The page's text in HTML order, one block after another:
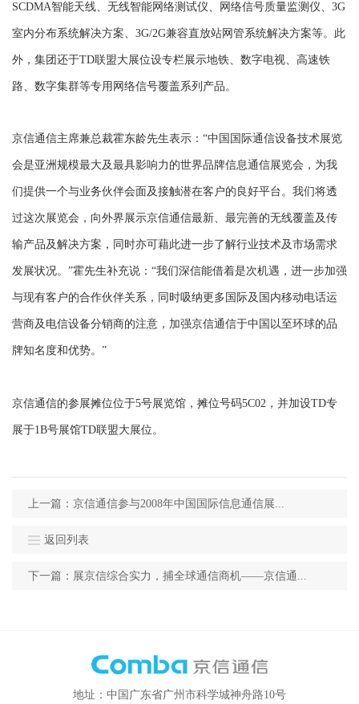
SCDMA智能天线、无线智能网络测试仪、网络信号质量监测仪、3G
室内分布系统解决方案、3G/2G兼容直放站网管系统解决方案等。此
外，集团还于TD联盟大展位设专栏展示地铁、数字电视、高速铁
路、数字集群等专用网络信号覆盖系列产品。
京信通信主席兼总裁霍东龄先生表示：“中国国际通信设备技术展览
会是亚洲规模最大及最具影响力的世界品牌信息通信展览会，为我
们提供一个与业务伙伴会面及接触潜在客户的良好平台。我们将透
过这次展览会，向外界展示京信通信最新、最完善的无线覆盖及传
输产品及解决方案，同时亦可藉此进一步了解行业技术及市场需求
发展状况。”霍先生补充说：“我们深信能借着是次机遇，进一步加强
与现有客户的合作伙伴关系，同时吸纳更多国际及国内移动电话运
营商及电信设备分销商的注意，加强京信通信于中国以至环球的品
牌知名度和优势。”
京信通信的参展摊位位于5号展览馆，摊位号码5C02，并加设TD专
展于1B号展馆TD联盟大展位。
上一篇：京信通信参与2008年中国国际信息通信展...
返回列表
下一篇：展京信综合实力，捕全球通信商机——京信通...
地址：中国广东省广州市科学城神舟路10号